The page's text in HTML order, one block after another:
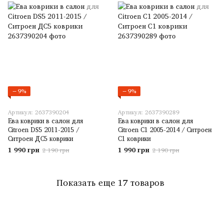
−9%
Артикул: 2637390204
Ева коврики в салон для
Citroen DS5 2011-2015 /
Ситроен ДС5 коврики
1 990 грн 2 190 грн
−9%
Артикул: 2637390289
Ева коврики в салон для
Citroen C1 2005-2014 / Ситроен
С1 коврики
1 990 грн 2 190 грн
Показать еще 17 товаров